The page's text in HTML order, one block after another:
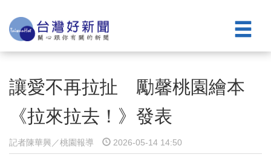
讓愛不再拉扯 勵馨桃園繪本
《拉來拉去！》發表
記者陳華興／桃園報導 2026-05-14 14:50